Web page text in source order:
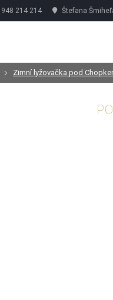
214 214 Štefana
Zimní lyžovačka pod